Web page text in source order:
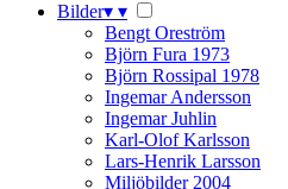
Bilder▾ ▾
Bengt Oreström
Björn Fura 1973
Björn Rossipal 1978
Ingemar Andersson
Ingemar Juhlin
Karl-Olof Karlsson
Lars-Henrik Larsson
Miljöbilder 2004